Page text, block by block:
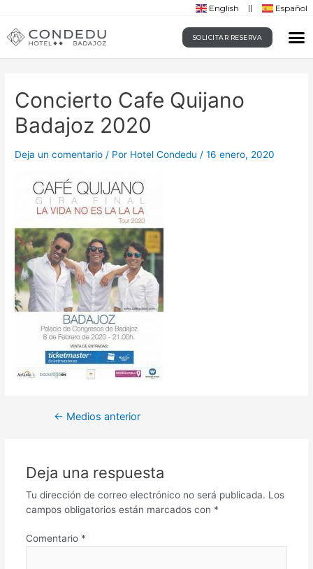
English Español
SOLICITAR RESERVA
Concierto Cafe Quijano
Badajoz 2020
Deja un comentario / Por Hotel Condedu /16 enero, 2020
← Medios anterior
Deja una respuesta
Tu dirección de correo electrónico no será publicada. Los
campos obligatorios están marcados con *
Comentario *